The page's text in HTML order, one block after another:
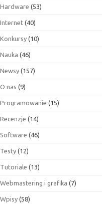
Hardware (53)
Internet (40)
Konkursy (10)
Nauka (46)
Newsy (157)
O nas (9)
Programowanie (15)
Recenzje (14)
Software (46)
Testy (12)
Tutoriale (13)
Webmastering i grafika (7)
Wpisy (58)